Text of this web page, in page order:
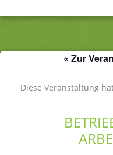
« Zur
Diese Veranstaltung